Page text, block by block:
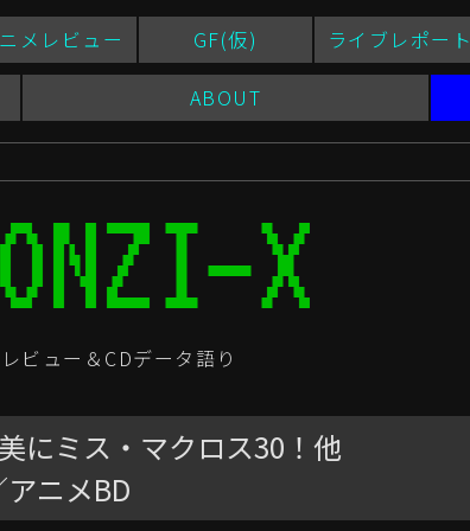
メレビュー GF(仮) ライブレポート
ABOUT
ビュー＆CDデータ語り
にミス・マクロス30！他
ニメBD